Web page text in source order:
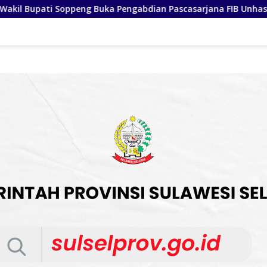
Pascasarjana FIB Unhas, Tegaskan Budaya sebagai